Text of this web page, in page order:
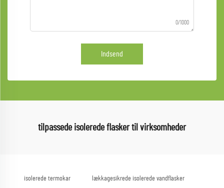
0/1000
Indsend
tilpassede isolerede flasker til virksomheder
isolerede termokar lækkagesikrede isolerede vandflasker